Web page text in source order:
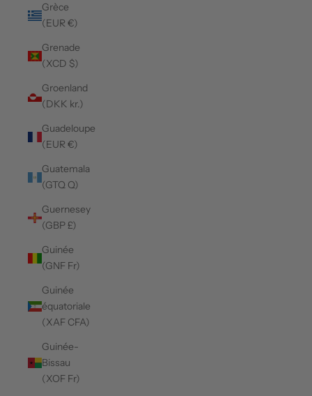
Grèce
(EUR €)
Grenade
(XCD $)
Groenland
(DKK kr.)
Guadeloupe
(EUR €)
Guatemala
(GTQ Q)
Guernesey
(GBP £)
Guinée
(GNF Fr)
Guinée
équatoriale
(XAF CFA)
Guinée-
Bissau
(XOF Fr)